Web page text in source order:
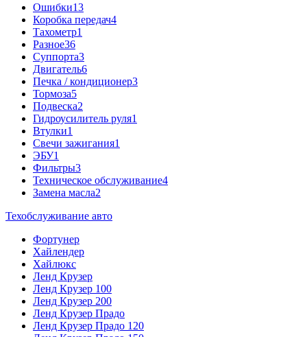
Ошибки13
Коробка передач4
Тахометр1
Разное36
Cуппорта3
Двигатель6
Печка / кондиционер3
Тормоза5
Подвеска2
Гидроусилитель руля1
Втулки1
Свечи зажигания1
ЭБУ1
Фильтры3
Техническое обслуживание4
Замена масла2
Техобслуживание авто
Фортунер
Хайлендер
Хайлюкс
Ленд Крузер
Ленд Крузер 100
Ленд Крузер 200
Ленд Крузер Прадо
Ленд Крузер Прадо 120